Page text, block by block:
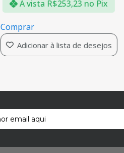
À vista R$253,23no Pix
Comprar
Adicionar à lista de desejos